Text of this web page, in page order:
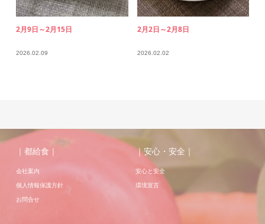
2月9日～2月15日
2026.02.09
2月2日～2月8日
2026.02.02
｜都給食｜
会社案内
個人情報保護方針
お問合せ
｜安心・安全｜
安心と安全
環境宣言